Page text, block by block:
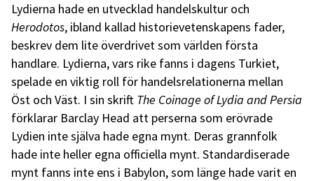
Lydierna hade en utvecklad handelskultur och
Herodotos, ibland kallad historievetenskapens fader,
beskrev dem lite överdrivet som världen första
handlare. Lydierna, vars rike fanns i dagens Turkiet,
spelade en viktig roll för handelsrelationerna mellan
Öst och Väst. I sin skrift The Coinage of Lydia and Persia
förklarar Barclay Head att perserna som erövrade
Lydien inte själva hade egna mynt. Deras grannfolk
hade inte heller egna officiella mynt. Standardiserade
mynt fanns inte ens i Babylon, som länge hade varit en